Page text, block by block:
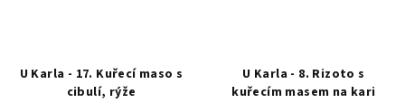
U Karla - 17. Kuřecí maso s
cibulí, rýže
U Karla - 8. Rizoto s
kuřecím masem na kari